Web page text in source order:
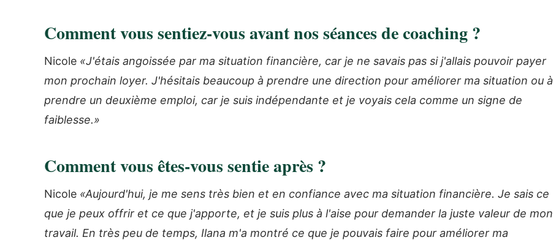
Comment vous sentiez-vous avant nos séances de coaching ?
Nicole «J'étais angoissée par ma situation financière, car je ne savais pas si j'allais pouvoir payer
mon prochain loyer. J'hésitais beaucoup à prendre une direction pour améliorer ma situation ou à
prendre un deuxième emploi, car je suis indépendante et je voyais cela comme un signe de
faiblesse.»
Comment vous êtes-vous sentie après ?
Nicole «Aujourd'hui, je me sens très bien et en confiance avec ma situation financière. Je sais ce
que je peux offrir et ce que j'apporte, et je suis plus à l'aise pour demander la juste valeur de mon
travail. En très peu de temps, Ilana m'a montré ce que je pouvais faire pour améliorer ma